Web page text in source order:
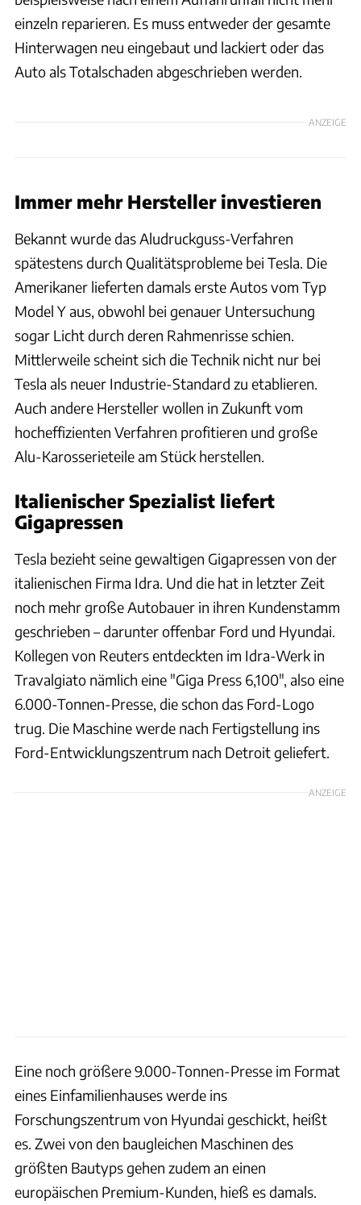
einzeln reparieren. Es muss entweder der gesamte
Hinterwagen neu eingebaut und lackiert oder das
Auto als Totalschaden abgeschrieben werden.
ANZEIGE
Immer mehr Hersteller investieren
Bekannt wurde das Aludruckguss-Verfahren
spätestens durch Qualitätsprobleme bei Tesla. Die
Amerikaner lieferten damals erste Autos vom Typ
Model Y aus, obwohl bei genauer Untersuchung
sogar Licht durch deren Rahmenrisse schien.
Mittlerweile scheint sich die Technik nicht nur bei
Tesla als neuer Industrie-Standard zu etablieren.
Auch andere Hersteller wollen in Zukunft vom
hocheffizienten Verfahren profitieren und große
Alu-Karosserieteile am Stück herstellen.
Italienischer Spezialist liefert
Gigapressen
Tesla bezieht seine gewaltigen Gigapressen von der
italienischen Firma Idra. Und die hat in letzter Zeit
noch mehr große Autobauer in ihren Kundenstamm
geschrieben – darunter offenbar Ford und Hyundai.
Kollegen von Reuters entdeckten im Idra-Werk in
Travalgiato nämlich eine "Giga Press 6,100", also eine
6.000-Tonnen-Presse, die schon das Ford-Logo
trug. Die Maschine werde nach Fertigstellung ins
Ford-Entwicklungszentrum nach Detroit geliefert.
ANZEIGE
Eine noch größere 9.000-Tonnen-Presse im Format
eines Einfamilienhauses werde ins
Forschungszentrum von Hyundai geschickt, heißt
es. Zwei von den baugleichen Maschinen des
größten Bautyps gehen zudem an einen
europäischen Premium-Kunden, hieß es damals.